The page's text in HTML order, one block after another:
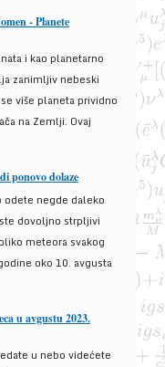
- Planete
i kao planetarno
zanimljiv nebeski
više planeta prividno
na Zemlji. Ovaj
ponovo dolaze
odete negde daleko
dovoljno strpljivi
meteora svakog
oko 10. avgusta
u avgustu 2023.
u nebo videćete